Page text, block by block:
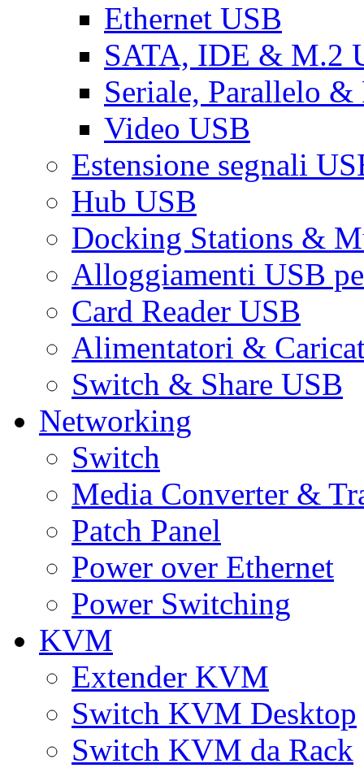
Ethernet USB
SATA, IDE & M.2
Seriale, Parallelo &
Video USB
Estensione segnali
Hub USB
Docking Stations &
Alloggiamenti USB
Card Reader USB
Alimentatori &
Switch & Share USB
Networking
Switch
Media Converter &
Patch Panel
Power over Ethernet
Power Switching
KVM
Extender KVM
Switch KVM Desktop
Switch KVM da Rack